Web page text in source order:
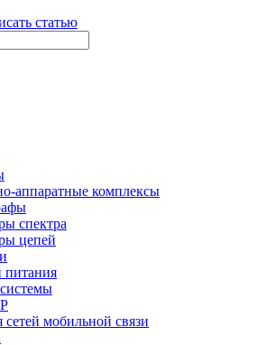
статью
аппаратные комплексы
спектра
цепей
питания
мобильной связи